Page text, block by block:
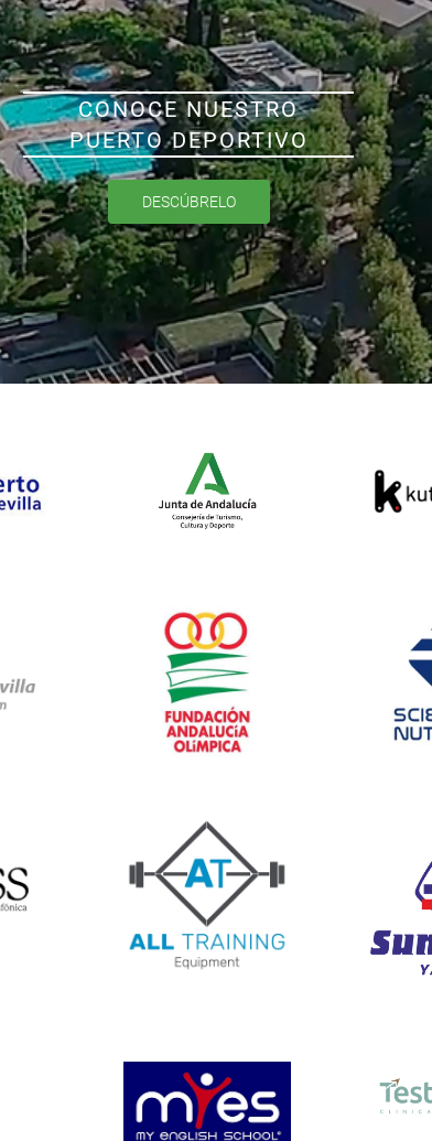
CONOCE NUESTRO
PUERTO DEPORTIVO
DESCÚBRELO